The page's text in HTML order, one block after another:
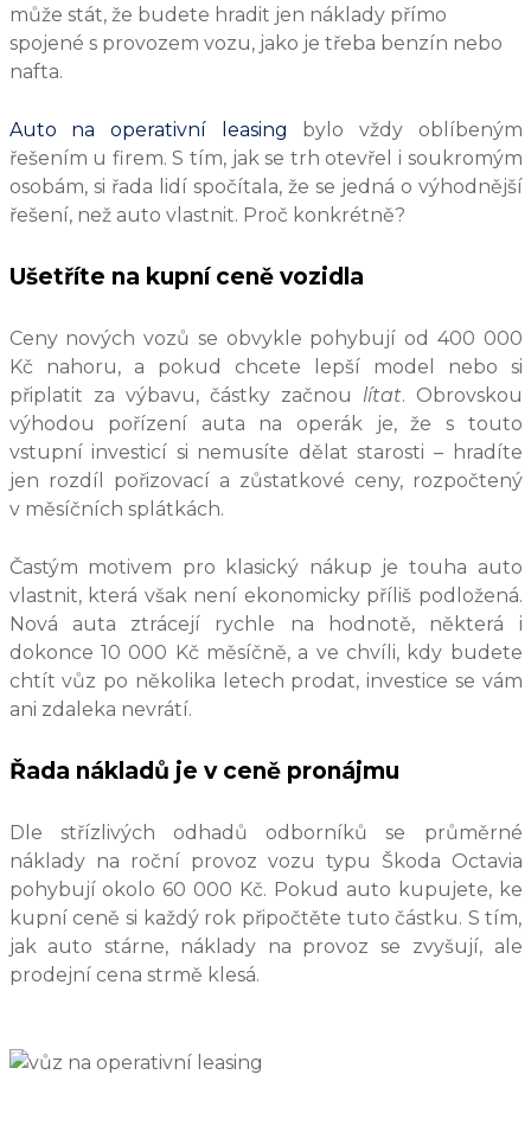
může stát, že budete hradit jen náklady přímo
spojené s provozem vozu, jako je třeba benzín nebo
nafta.
Auto na operativní leasing bylo vždy oblíbeným
řešením u firem. S tím, jak se trh otevřel i soukromým
osobám, si řada lidí spočítala, že se jedná o výhodnější
řešení, než auto vlastnit. Proč konkrétně?
Ušetříte na kupní ceně vozidla
Ceny nových vozů se obvykle pohybují od 400 000
Kč nahoru, a pokud chcete lepší model nebo si
připlatit za výbavu, částky začnou lítat. Obrovskou
výhodou pořízení auta na operák je, že s touto
vstupní investicí si nemusíte dělat starosti – hradíte
jen rozdíl pořizovací a zůstatkové ceny, rozpočtený
v měsíčních splátkách.
Častým motivem pro klasický nákup je touha auto
vlastnit, která však není ekonomicky příliš podložená.
Nová auta ztrácejí rychle na hodnotě, některá i
dokonce 10 000 Kč měsíčně, a ve chvíli, kdy budete
chtít vůz po několika letech prodat, investice se vám
ani zdaleka nevrátí.
Řada nákladů je v ceně pronájmu
Dle střízlivých odhadů odborníků se průměrné
náklady na roční provoz vozu typu Škoda Octavia
pohybují okolo 60 000 Kč. Pokud auto kupujete, ke
kupní ceně si každý rok připočtěte tuto částku. S tím,
jak auto stárne, náklady na provoz se zvyšují, ale
prodejní cena strmě klesá.